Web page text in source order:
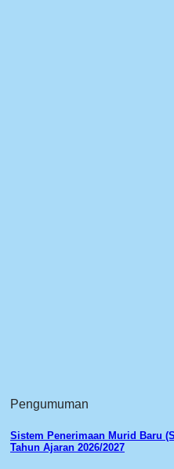
Pengumuman
Sistem Penerimaan Murid Baru
Tahun Ajaran 2026/2027